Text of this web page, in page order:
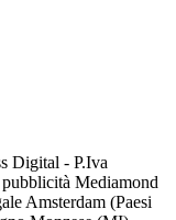
Digital - P.Iva
Mediamond
Amsterdam (Paesi